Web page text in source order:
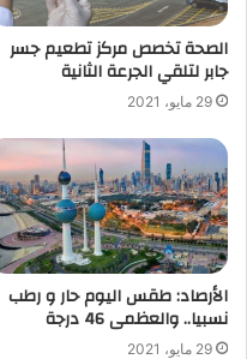
الصحة تخصص مركز تطعيم جسر
جابر لتلقي الجرعة الثانية
29 مايو، 2021
الأرصاد: طقس اليوم حار و رطب
نسبيا.. والعظمى 46 درجة
29 مايو، 2021